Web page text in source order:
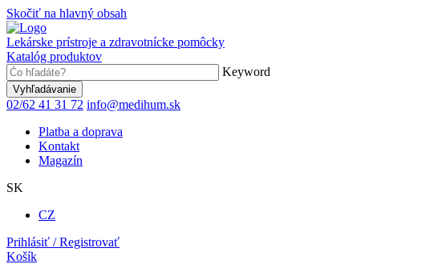
Skočiť na hlavný obsah
Lekárske prístroje a zdravotnícke pomôcky
Katalóg produktov
Keyword
02/62 41 31 72 info@medihum.sk
Platba a doprava
Kontakt
Magazín
SK
CZ
Prihlásiť / Registrovať
Košík